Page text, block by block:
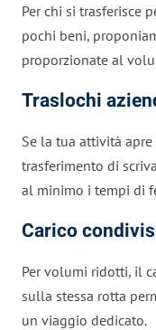
Per chi si trasferisce
pochi beni,
proporzionate al
Traslochi
Se la tua attività
trasferimento di
al minimo i tempi di
Carico
Per volumi ridotti, il
sulla stessa rotta
un viaggio dedicato.